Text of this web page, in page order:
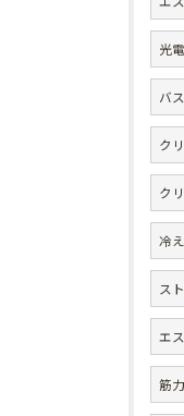
光
バ
ク
ク
冷
ス
エ
筋